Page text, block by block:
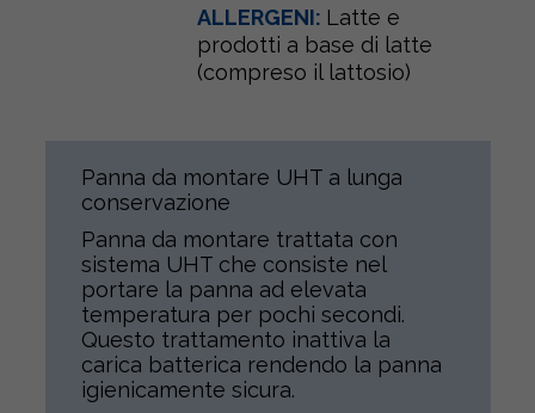
ALLERGENI: Latte e
prodotti a base di latte
(compreso il lattosio)
Panna da montare UHT a lunga
conservazione
Panna da montare trattata con
sistema UHT che consiste nel
portare la panna ad elevata
temperatura per pochi secondi.
Questo trattamento inattiva la
carica batterica rendendo la panna
igienicamente sicura.